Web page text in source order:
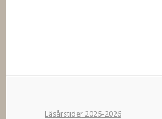
Läsårstider 2025-2026